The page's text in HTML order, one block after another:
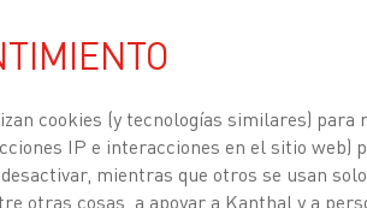
para el
reconocer que este
Pimpalnerkar, Global
cookies (y tecnologías similares) para
IP e interacciones en el sitio web)
mientras que otros se usan
otras cosas, a apoyar a Kanthal y a